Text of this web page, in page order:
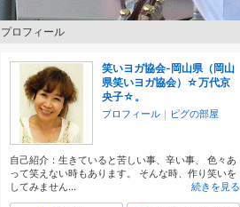
プロフィール
笑いヨガ協会-岡山県（岡山
県笑いヨガ協会）☆万代京
央子☆。
プロフィール ｜ ピグの部屋
自己紹介：生きていると苦しい事、辛い事、 色々あ
って笑えない時もあります。 そんな時、作り笑いを
してみません...
続きを見る